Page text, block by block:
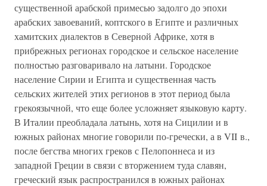
существенной арабской примесью задолго до эпохи
арабских завоеваний, коптского в Египте и различных
хамитских диалектов в Северной Африке, хотя в
прибрежных регионах городское и сельское население
полностью разговаривало на латыни. Городское
население Сирии и Египта и существенная часть
сельских жителей этих регионов в этот период была
грекоязычной, что еще более усложняет языковую карту.
В Италии преобладала латынь, хотя на Сицилии и в
южных районах многие говорили по-гречески, а в VII в.,
после бегства многих греков с Пелопоннеса и из
западной Греции в связи с вторжением туда славян,
греческий язык распространился в южных районах